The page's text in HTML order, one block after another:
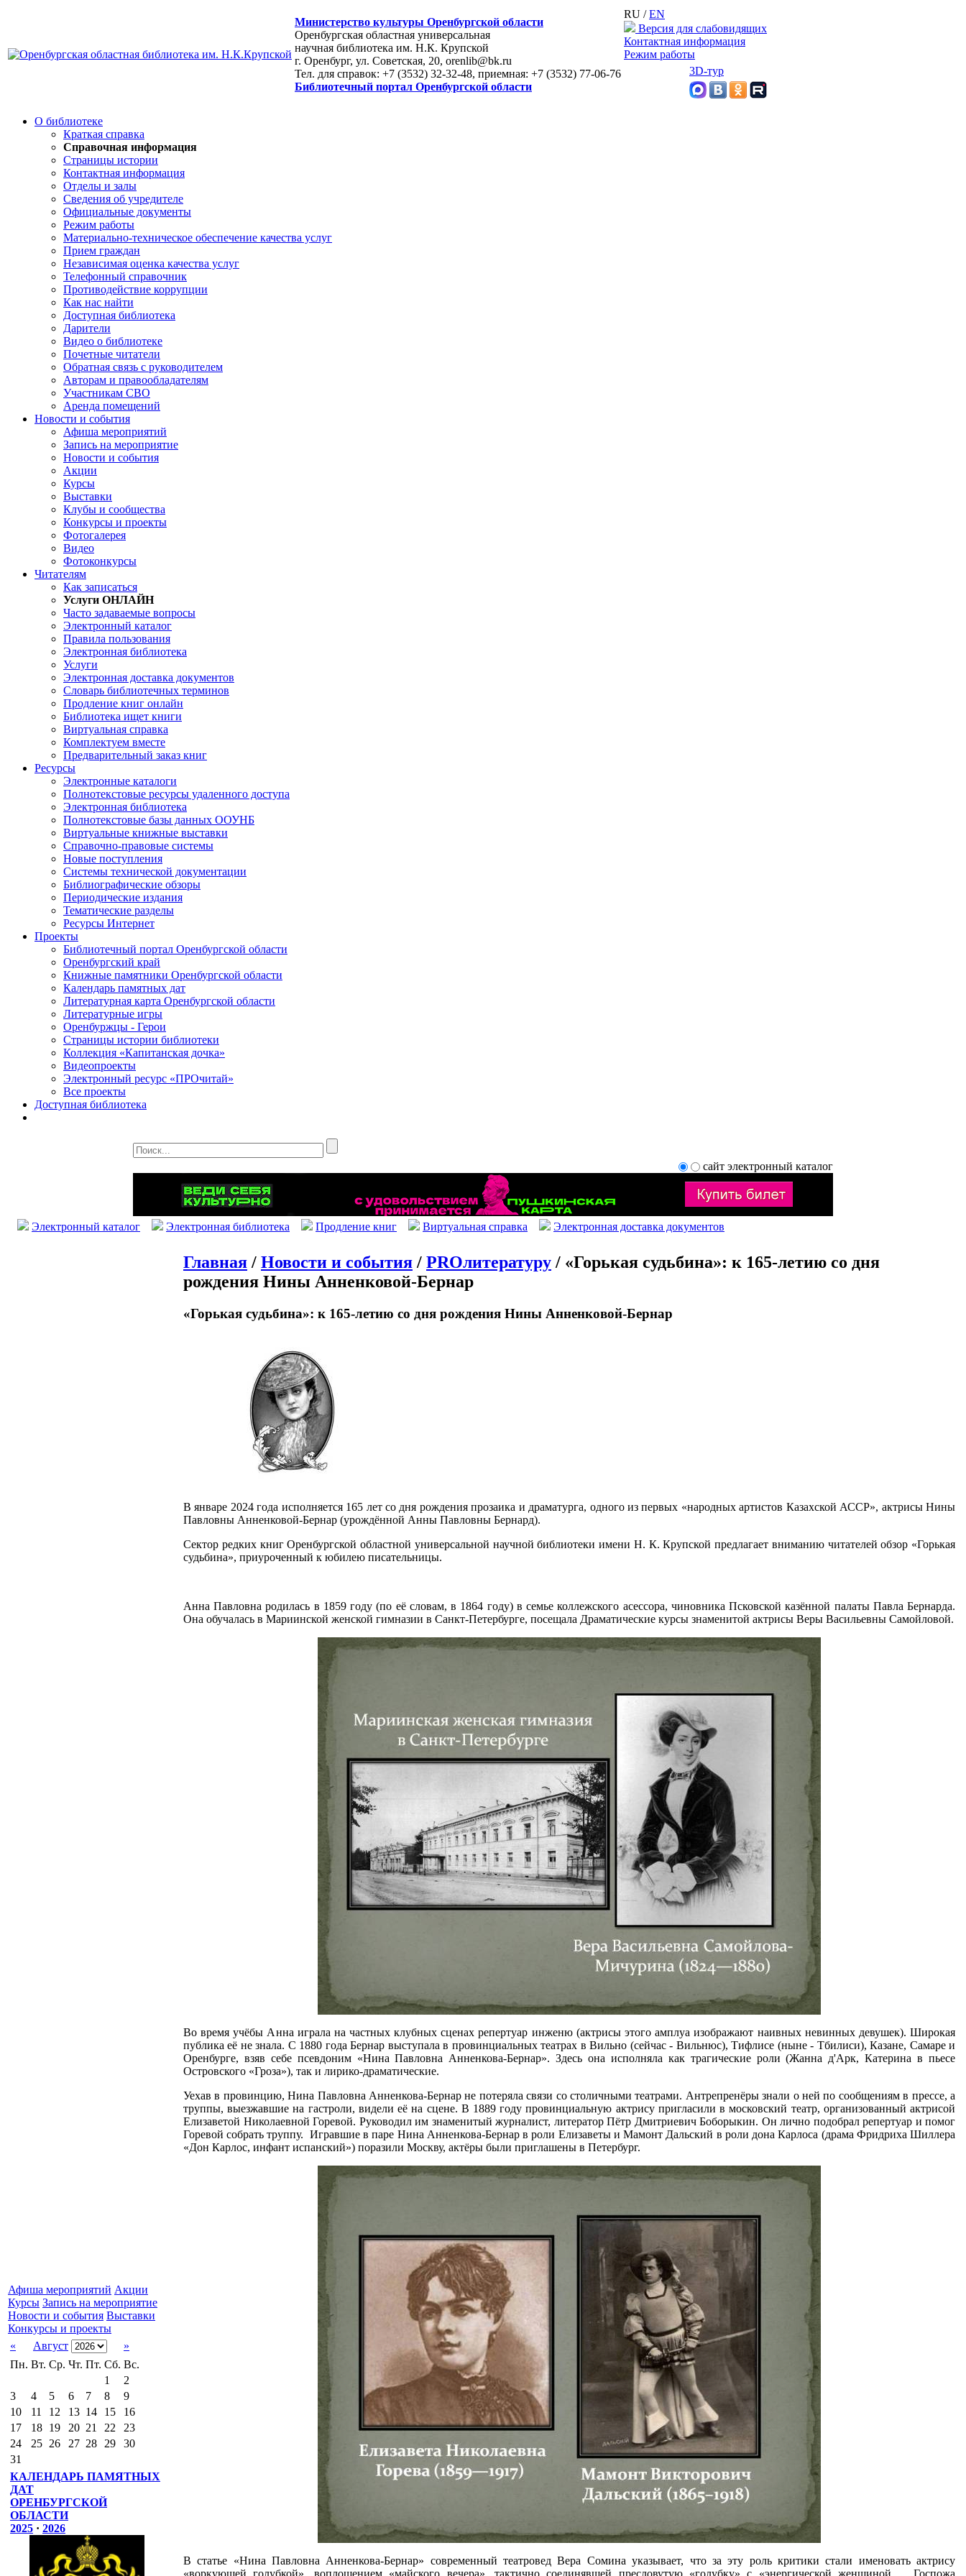
Министерство культуры Оренбургской области
Оренбургская областная универсальная
научная библиотека им. Н.К. Крупской
г. Оренбург, ул. Советская, 20, orenlib@bk.ru
Тел. для справок: +7 (3532) 32-32-48, приемная: +7 (3532) 77-06-76
Библиотечный портал Оренбургской области
RU /EN
Версия для слабовидящих
Контактная информация
Режим работы
3D-тур
О библиотеке
Краткая справка
Справочная информация
Страницы истории
Контактная информация
Отделы и залы
Сведения об учредителе
Официальные документы
Режим работы
Материально-техническое обеспечение качества услуг
Прием граждан
Независимая оценка качества услуг
Телефонный справочник
Противодействие коррупции
Как нас найти
Доступная библиотека
Дарители
Видео о библиотеке
Почетные читатели
Обратная связь с руководителем
Авторам и правообладателям
Участникам СВО
Аренда помещений
Новости и события
Афиша мероприятий
Запись на мероприятие
Новости и события
Акции
Курсы
Выставки
Клубы и сообщества
Конкурсы и проекты
Фотогалерея
Видео
Фотоконкурсы
Читателям
Как записаться
Услуги ОНЛАЙН
Часто задаваемые вопросы
Электронный каталог
Правила пользования
Электронная библиотека
Услуги
Электронная доставка документов
Словарь библиотечных терминов
Продление книг онлайн
Библиотека ищет книги
Виртуальная справка
Комплектуем вместе
Предварительный заказ книг
Ресурсы
Электронные каталоги
Полнотекстовые ресурсы удаленного доступа
Электронная библиотека
Полнотекстовые базы данных ООУНБ
Виртуальные книжные выставки
Справочно-правовые системы
Новые поступления
Cистемы технической документации
Библиографические обзоры
Периодические издания
Тематические разделы
Ресурсы Интернет
Проекты
Библиотечный портал Оренбургской области
Оренбургский край
Книжные памятники Оренбургской области
Календарь памятных дат
Литературная карта Оренбургской области
Литературные игры
Оренбуржцы - Герои
Страницы истории библиотеки
Коллекция «Капитанская дочка»
Видеопроекты
Электронный ресурс «ПРОчитай»
Все проекты
Доступная библиотека
сайт электронный каталог
Электронный каталог Электронная библиотека Продление книг Виртуальная справка Электронная доставка документов
Афиша мероприятий Акции
Курсы Запись на мероприятие
Новости и события Выставки
Конкурсы и проекты
«
Август
»
Пн. Вт. Ср. Чт. Пт. Сб. Вс.
1
2
3
4 5 6 7 8
9
10
11 12 13 14 15
16
17
18 19 20 21 22
23
24
25 26 27 28 29
30
31
КАЛЕНДАРЬ ПАМЯТНЫХ
ДАТ
ОРЕНБУРГСКОЙ
ОБЛАСТИ
2025 · 2026
Главная / Новости и события / PROлитературу / «Горькая судьбина»: к 165-летию со дня
рождения Нины Анненковой-Бернар
«Горькая судьбина»: к 165-летию со дня рождения Нины Анненковой-Бернар
В январе 2024 года исполняется 165 лет со дня рождения прозаика и драматурга, одного из первых «народных артистов Казахской АССР», актрисы Нины
Павловны Анненковой-Бернар (урождённой Анны Павловны Бернард).
Сектор редких книг Оренбургской областной универсальной научной библиотеки имени Н. К. Крупской предлагает вниманию читателей обзор «Горькая
судьбина», приуроченный к юбилею писательницы.
Анна Павловна родилась в 1859 году (по её словам, в 1864 году) в семье коллежского асессора, чиновника Псковской казённой палаты Павла Бернарда.
Она обучалась в Мариинской женской гимназии в Санкт-Петербурге, посещала Драматические курсы знаменитой актрисы Веры Васильевны Самойловой.
Во время учёбы Анна играла на частных клубных сценах репертуар инженю (актрисы этого амплуа изображают наивных невинных девушек). Широкая
публика её не знала. С 1880 года Бернар выступала в провинциальных театрах в Вильно (сейчас - Вильнюс), Тифлисе (ныне - Тбилиси), Казане, Самаре и
Оренбурге, взяв себе псевдоним «Нина Павловна Анненкова-Бернар». Здесь она исполняла как трагические роли (Жанна д'Арк, Катерина в пьесе
Островского «Гроза»), так и лирико-драматические.
Уехав в провинцию, Нина Павловна Анненкова-Бернар не потеряла связи со столичными театрами. Антрепренёры знали о ней по сообщениям в прессе, а
труппы, выезжавшие на гастроли, видели её на сцене. В 1889 году провинциальную актрису пригласили в московский театр, организованный актрисой
Елизаветой Николаевной Горевой. Руководил им знаменитый журналист, литератор Пётр Дмитриевич Боборыкин. Он лично подобрал репертуар и помог
Горевой собрать труппу. Игравшие в паре Нина Анненкова-Бернар в роли Елизаветы и Мамонт Дальский в роли дона Карлоса (драма Фридриха Шиллера
«Дон Карлос, инфант испанский») поразили Москву, актёры были приглашены в Петербург.
В статье «Нина Павловна Анненкова-Бернар» современный театровед Вера Сомина указывает, что за эту роль критики стали именовать актрису
«воркующей голубкой», воплощением «майского вечера», тактично соединявшей пресловутую «голубку» с «энергической женщиной ... Госпожа